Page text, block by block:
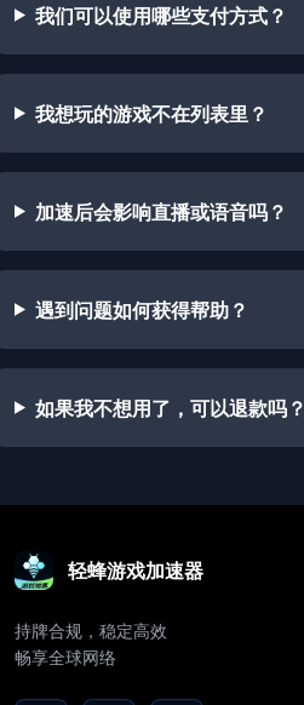
我们可以使用哪些支付方式？
我想玩的游戏不在列表里？
加速后会影响直播或语音吗？
遇到问题如何获得帮助？
如果我不想用了，可以退款吗？
轻蜂游戏加速器
持牌合规，稳定高效
畅享全球网络